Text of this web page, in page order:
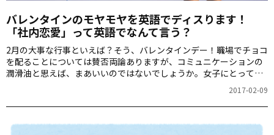
バレンタインのモヤモヤを英語でディスります！
「社内恋愛」って英語でなんて言う？
2月の大事な行事といえば？そう、バレンタインデー！職場でチョコ
を配ることについては賛否両論ありますが、コミュニケーションの
潤滑油と思えば、まあいいのではないでしょうか。女子にとっても
2017-02-09